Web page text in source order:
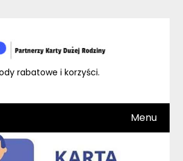
rabatowe i korzyści.
Menu